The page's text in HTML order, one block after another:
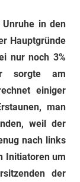
in den
Hauptgründe
nur noch 3%
sorgte am
einiger
man
weil der
nach links
Initiatoren um
der